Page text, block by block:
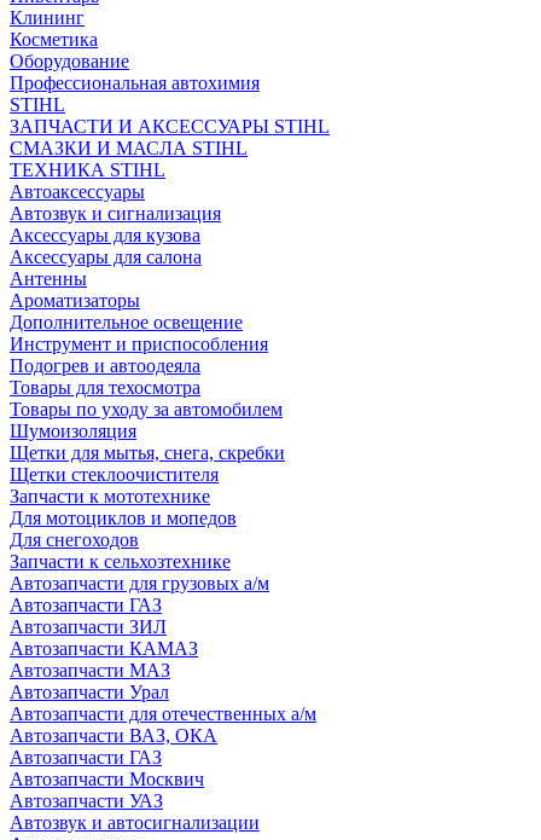
Клининг
Косметика
Оборудование
Профессиональная автохимия
STIHL
ЗАПЧАСТИ И АКСЕССУАРЫ STIHL
СМАЗКИ И МАСЛА STIHL
ТЕХНИКА STIHL
Автоаксессуары
Автозвук и сигнализация
Аксессуары для кузова
Аксессуары для салона
Антенны
Ароматизаторы
Дополнительное освещение
Инструмент и приспособления
Подогрев и автоодеяла
Товары для техосмотра
Товары по уходу за автомобилем
Шумоизоляция
Щетки для мытья, снега, скребки
Щетки стеклоочистителя
Запчасти к мототехнике
Для мотоциклов и мопедов
Для снегоходов
Запчасти к сельхозтехнике
Автозапчасти для грузовых а/м
Автозапчасти ГАЗ
Автозапчасти ЗИЛ
Автозапчасти КАМАЗ
Автозапчасти МАЗ
Автозапчасти Урал
Автозапчасти для отечественных а/м
Автозапчасти ВАЗ, ОКА
Автозапчасти ГАЗ
Автозапчасти Москвич
Автозапчасти УАЗ
Автозвук и автосигнализации